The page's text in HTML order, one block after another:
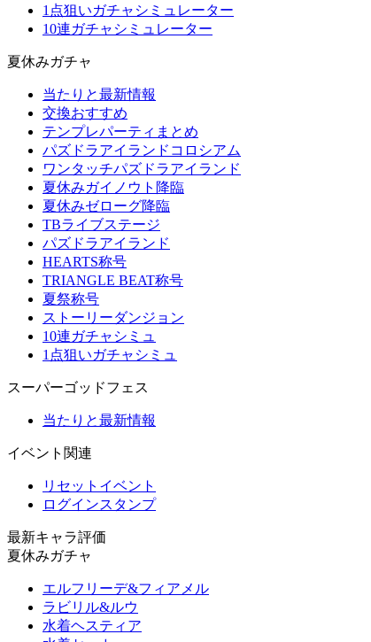
1点狙いガチャシミュレーター
10連ガチャシミュレーター
夏休みガチャ
当たりと最新情報
交換おすすめ
テンプレパーティまとめ
パズドラアイランドコロシアム
ワンタッチパズドラアイランド
夏休みガイノウト降臨
夏休みゼローグ降臨
TBライブステージ
パズドラアイランド
HEARTS称号
TRIANGLE BEAT称号
夏祭称号
ストーリーダンジョン
10連ガチャシミュ
1点狙いガチャシミュ
スーパーゴッドフェス
当たりと最新情報
イベント関連
リセットイベント
ログインスタンプ
最新キャラ評価
夏休みガチャ
エルフリーデ&フィアメル
ラビリル&ルウ
水着ヘスティア